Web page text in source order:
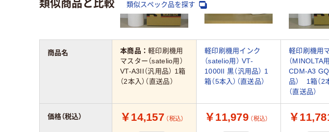
類似スペック品を探す
商品名 本商品：軽印刷機用
マスター（satelio用）
VT-A3II（汎用品） 1箱
（2本入）（直送品）
軽印刷機用インク
（satelio用） VT-
1000II 黒（汎用品） 1
箱（5本入）（直送品）
軽印刷機用
（MINOLTA
CDM-A3 GQ
品） 1箱（2
（直送品）
価格（税込） ￥14,157 （税込） ￥11,979 （税込） ￥